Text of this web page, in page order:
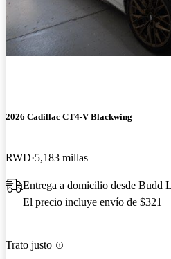
2026 Cadillac CT4-V Blackwing
RWD 5,183 millas
Entrega a domicilio desde Budd
El precio incluye envío de $321
Trato justo